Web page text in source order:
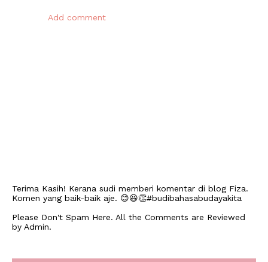
Add comment
Terima Kasih! Kerana sudi memberi komentar di blog Fiza.
Komen yang baik-baik aje. 😊😆👏#budibahasabudayakita
Please Don't Spam Here. All the Comments are Reviewed
by Admin.